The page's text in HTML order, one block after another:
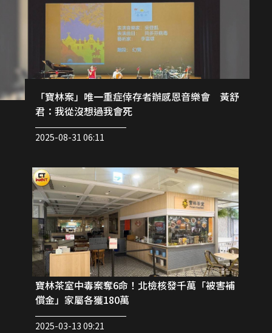
「寶林案」唯一重症倖存者辦感恩音樂會 黃舒
君：我從沒想過我會死
2025-08-31 06:11
寶林茶室中毒案奪6命！北檢核發千萬「被害補
償金」家屬各獲180萬
2025-03-13 09:21